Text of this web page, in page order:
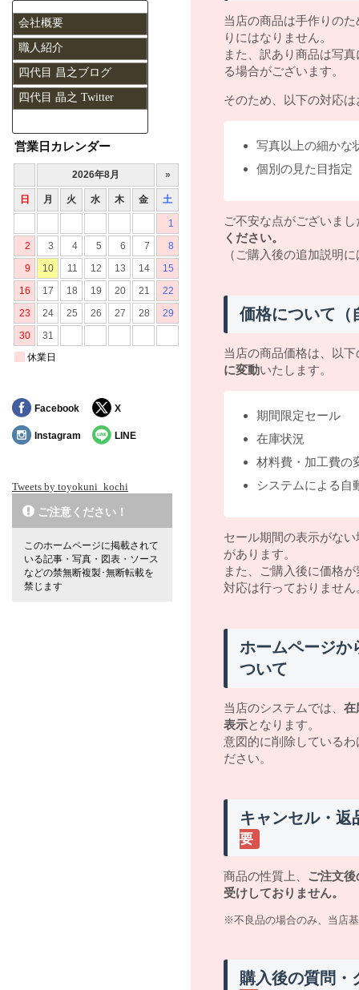
当店の商品は手作りの
りにはなりません。
また、訳あり商品は写
る場合がございます。
そのため、以下の対応
写真以上の細かな
個別の見た目指定
ご不安な点がございまし
ください。
（ご購入後の追加説明
価格について（
当店の商品価格は、以
に変動いたします。
期間限定セール
在庫状況
材料費・加工費の
システムによる自
セール期間の表示がな
があります。
また、ご購入後に価格
対応は行っておりません
ホームページか
ついて
当店のシステムでは、 在
表示となります。
意図的に削除している
ださい。
キャンセル・返
要
商品の性質上、 ご注文
受けしておりません。
※不良品の場合のみ、当店
購入後の質問・
会社概要
職人紹介
四代目 昌之ブログ
四代目 晶之 Twitter
営業日カレンダー
Facebook X
Instagram LINE
Tweets by toyokuni_kochi
ご注意ください！
このホームページに掲載されて
いる記事・写真・図表・ソース
などの禁無断複製･無断転載を
禁じます